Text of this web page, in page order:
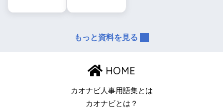
もっと資料を見る
HOME
カオナビ人事用語集とは
カオナビとは？